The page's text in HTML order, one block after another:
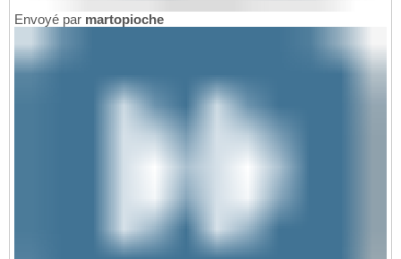
Envoyé par martopioche